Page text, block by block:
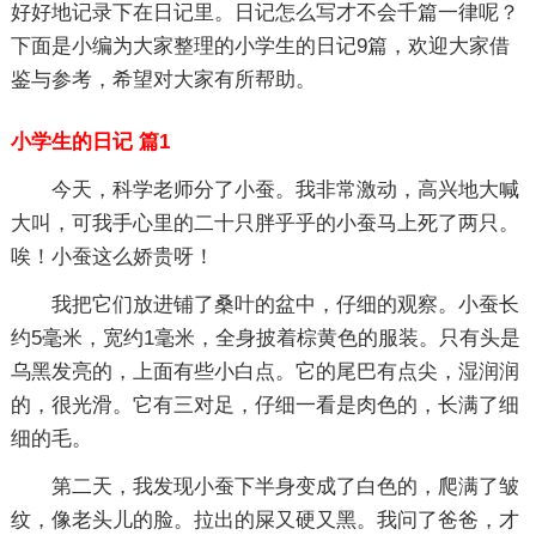
好好地记录下在日记里。日记怎么写才不会千篇一律呢？
下面是小编为大家整理的小学生的日记9篇，欢迎大家借
鉴与参考，希望对大家有所帮助。
小学生的日记 篇1
今天，科学老师分了小蚕。我非常激动，高兴地大喊
大叫，可我手心里的二十只胖乎乎的小蚕马上死了两只。
唉！小蚕这么娇贵呀！
我把它们放进铺了桑叶的盆中，仔细的观察。小蚕长
约5毫米，宽约1毫米，全身披着棕黄色的服装。只有头是
乌黑发亮的，上面有些小白点。它的尾巴有点尖，湿润润
的，很光滑。它有三对足，仔细一看是肉色的，长满了细
细的毛。
第二天，我发现小蚕下半身变成了白色的，爬满了皱
纹，像老头儿的脸。拉出的屎又硬又黑。我问了爸爸，才